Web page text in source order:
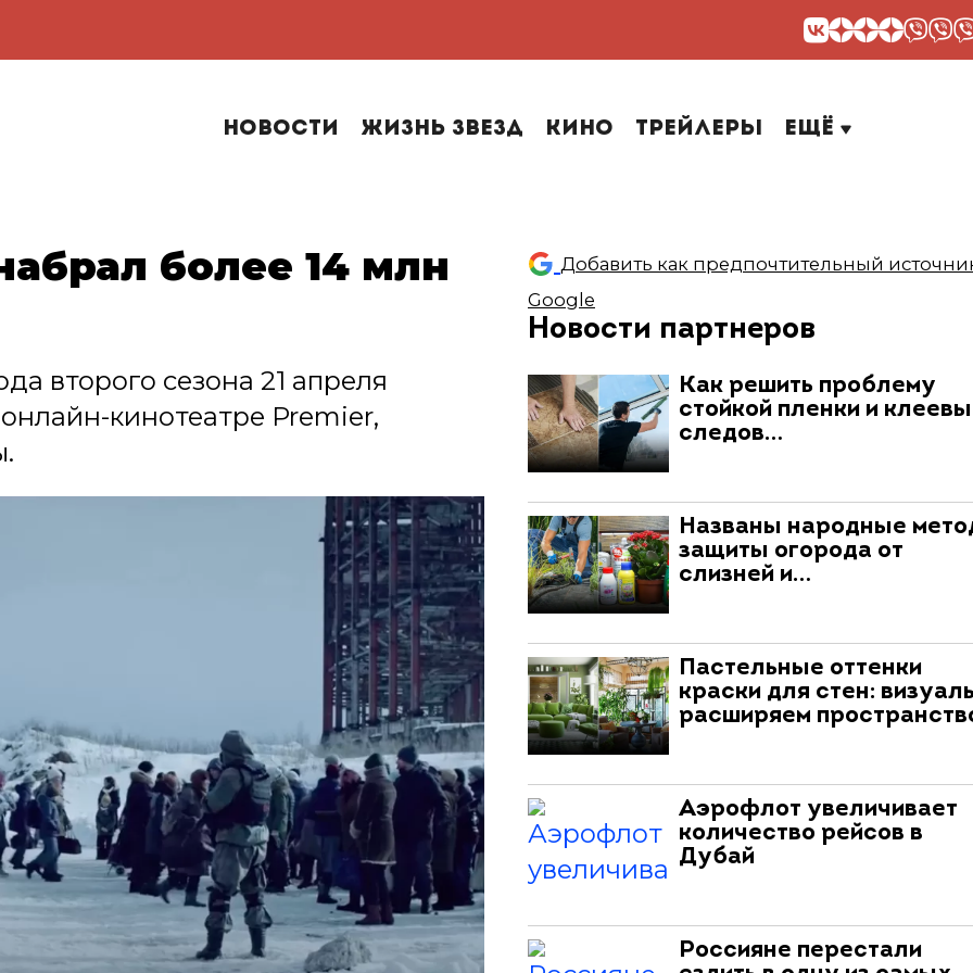
Новости Жизнь звезд Кино Трейлеры Ещё
более 14 млн
второго сезона 21 апреля
кинотеатре Premier,
Добавить как предпочтительный
Google
Новости партнеров
Как решить проблему
стойкой пленки и
следов…
Названы народные
защиты огорода от
слизней и…
Пастельные оттенки
краски для стен:
расширяем
Аэрофлот увеличивает
количество рейсов в
Дубай
Россияне перестали